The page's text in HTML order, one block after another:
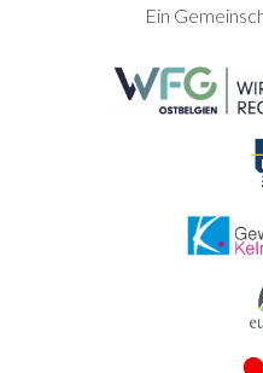
SEITENFUSS
Ein